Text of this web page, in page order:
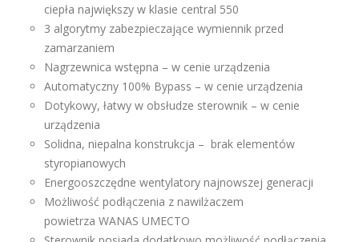
ciepła największy w klasie central 550
3 algorytmy zabezpieczające wymiennik przed
zamarzaniem
Nagrzewnica wstępna – w cenie urządzenia
Automatyczny 100% Bypass – w cenie urządzenia
Dotykowy, łatwy w obsłudze sterownik – w cenie
urządzenia
Solidna, niepalna konstrukcja – brak elementów
styropianowych
Energooszczędne wentylatory najnowszej generacji
Możliwość podłączenia z nawilżaczem
powietrza WANAS UMECTO